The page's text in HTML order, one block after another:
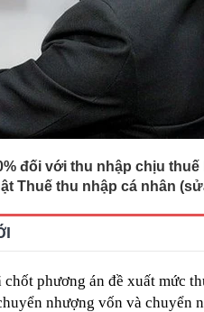
cao tốc dài 155km xuyên Tây Bắc, vốn
đối với thu nhập chịu
Thuế thu nhập cá nhân
phương án đề xuất mức
nhượng vốn và chuyển